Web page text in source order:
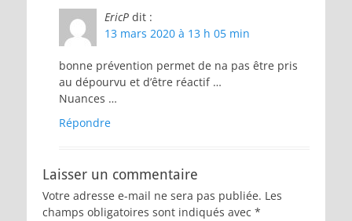
EricP dit :
13 mars 2020 à 13 h 05 min
bonne prévention permet de na pas être pris
au dépourvu et d’être réactif …
Nuances …
Répondre
Laisser un commentaire
Votre adresse e-mail ne sera pas publiée. Les
champs obligatoires sont indiqués avec *